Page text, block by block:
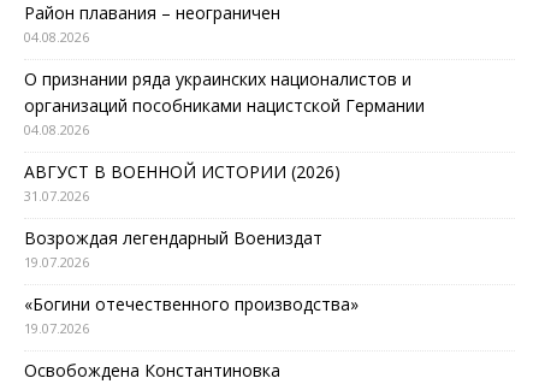
Район плавания – неограничен
04.08.2026
О признании ряда украинских националистов и
организаций пособниками нацистской Германии
04.08.2026
АВГУСТ В ВОЕННОЙ ИСТОРИИ (2026)
31.07.2026
Возрождая легендарный Воениздат
19.07.2026
«Богини отечественного производства»
19.07.2026
Освобождена Константиновка